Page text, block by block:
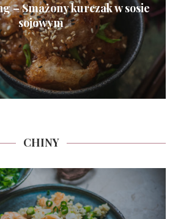
– Smażony kurczak w sosie
sojowym
CHINY